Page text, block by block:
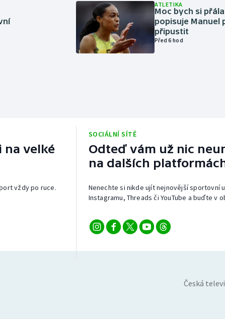
ATLETIKA
Moc bych si
popisuje Manuel
připustit
Před 6 hod
na velké
vždy po ruce.
SOCIÁLNÍ SÍTĚ
Odteď vám už nic
na dalších
Nenechte si nikde ujít nejnovější sportovní
Instagramu, Threads či YouTube a buďte v
Česká